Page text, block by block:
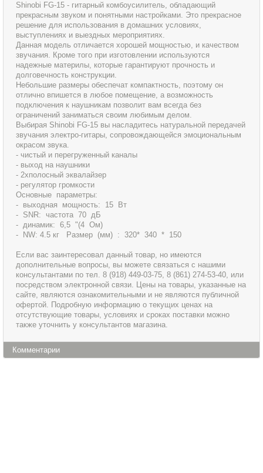
Shinobi FG-15 - гитарный комбоусилитель, обладающий
прекрасным звуком и понятными настройками. Это прекрасное
решение для использования в домашних условиях,
выступлениях и выездных мероприятиях.
Данная модель отличается хорошей мощностью, и качеством
звучания. Кроме того при изготовлении используются
надежные материлы, которые гарантируют прочность и
долговечность конструкции.
Небольшие размеры обеспечат компактность, поэтому он
отлично впишется в любое помещение, а возможность
подключения к наушникам позволит вам всегда без
ограничений заниматься своим любимым делом.
Выбирая Shinobi FG-15 вы насладитесь натуральной передачей
звучания электро-гитары, сопровождающейся эмоциональным
окрасом звука.
- чистый и перегруженный каналы
- выход на наушники
- 2хполосный эквалайзер
- регулятор громкости
Основные параметры:
- выходная мощность: 15 Вт
- SNR: частота 70 дБ
- динамик: 6,5 "(4 Ом)
- NW: 4.5 кг Размер (мм) : 320* 340 * 150
Если вас заинтересовал данный товар, но имеются
дополнительные вопросы, вы можете связаться с нашими
консультантами по тел. 8 (918) 449-03-75, 8 (861) 274-53-40, или
посредством электронной связи. Цены на товары, указанные на
сайте, являются ознакомительными и не являются публичной
офертой. Подробную информацию о текущих ценах на
отсутствующие товары, условиях и сроках поставки можно
также уточнить у консультантов магазина.
Комментарии